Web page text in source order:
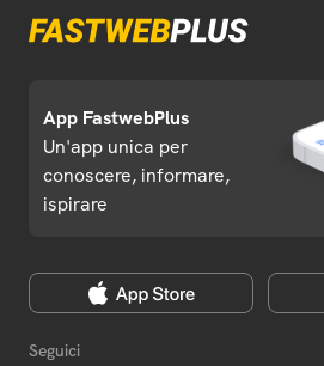
App FastwebPlus
Un'app unica per
conoscere, informare,
ispirare
Seguici